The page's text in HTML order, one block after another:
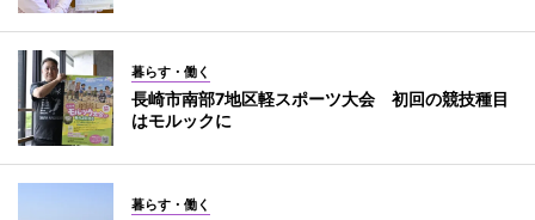
暮らす・働く
長崎市南部7地区軽スポーツ大会 初回の競技種目
はモルックに
暮らす・働く